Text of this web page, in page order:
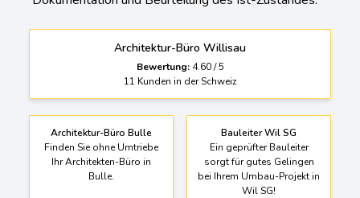
Architektur-Büro Willisau
Bewertung: 4.60/5
11 Kunden in der Schweiz
Architektur-Büro Bulle
Finden Sie ohne Umtriebe
Ihr Architekten-Büro in
Bulle.
Bauleiter Wil SG
Ein geprüfter Bauleiter
sorgt für gutes Gelingen
bei Ihrem Umbau-Projekt in
Wil SG!